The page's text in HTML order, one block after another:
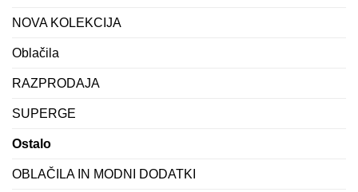
NOVA KOLEKCIJA
Oblačila
RAZPRODAJA
SUPERGE
Ostalo
OBLAČILA IN MODNI DODATKI